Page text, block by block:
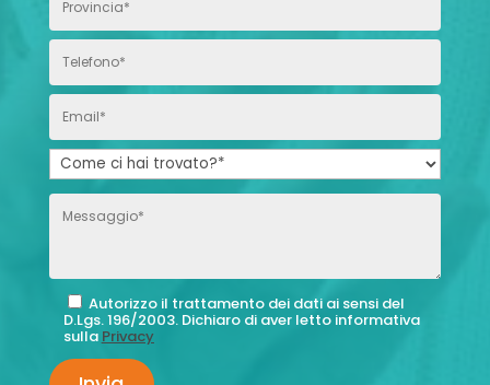
Autorizzo il trattamento dei dati ai sensi del
D.Lgs. 196/2003. Dichiaro di aver letto informativa
sulla Privacy